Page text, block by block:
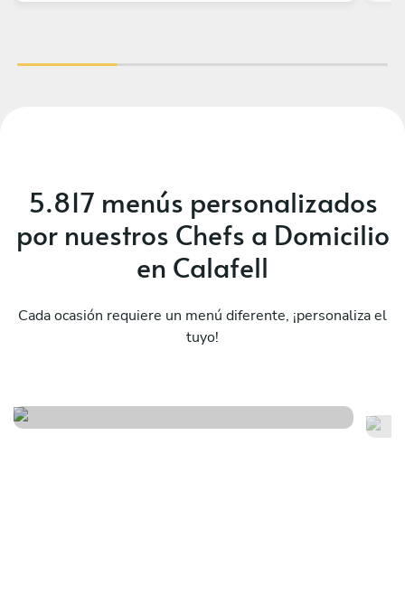
5.817 menús personalizados
por nuestros Chefs a Domicilio
en Calafell
Cada ocasión requiere un menú diferente, ¡personaliza el
tuyo!